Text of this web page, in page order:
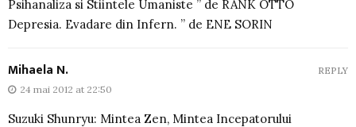
Psihanaliza si Stiintele Umaniste ” de RANK OTTO
Depresia. Evadare din Infern. ” de ENE SORIN
Mihaela N.
24 mai 2012 at 22:50
Suzuki Shunryu: Mintea Zen, Mintea Incepatorului
REPLY